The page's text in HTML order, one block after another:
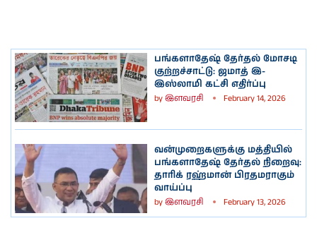
பங்களாதேஷ் தேர்தல் மோசடி
குற்றச்சாட்டு: ஜமாத் இ-
இஸ்லாமி கட்சி எதிர்ப்பு
byஇளவரசி February 14, 2026
வன்முறைகளுக்கு மத்தியில்
பங்களாதேஷ் தேர்தல் நிறைவு:
தாரிக் ரஹ்மான் பிரதமராகும்
வாய்ப்பு
byஇளவரசி February 13, 2026